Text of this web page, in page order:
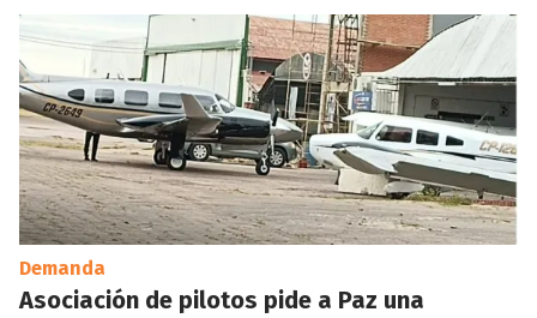
Demanda
Asociación de pilotos pide a Paz una